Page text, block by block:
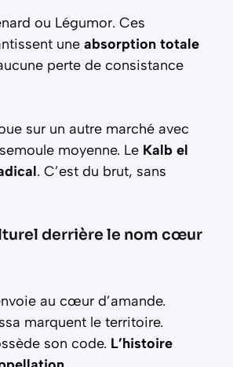
ou Légumor. Ces
une absorption totale
perte de consistance
sur un autre marché avec
moyenne. Le Kalb el
. C’est du brut, sans
derrière le nom cœur
au cœur d’amande.
marquent le territoire.
son code. L’histoire